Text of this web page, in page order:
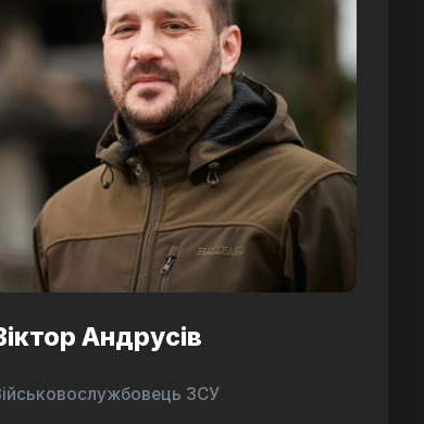
Андрусів
ЗСУ